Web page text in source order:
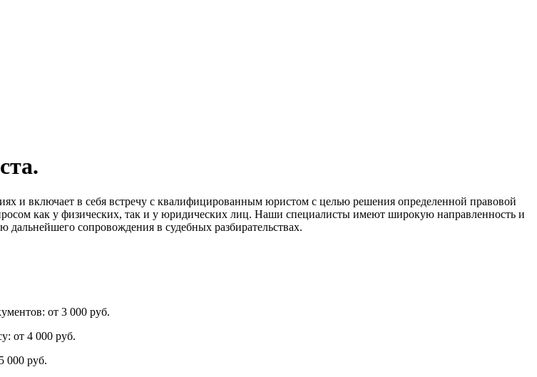
и включает в себя встречу с квалифицированным юристом с целью решения определенной правовой
как у физических, так и у юридических лиц. Наши специалисты имеют широкую направленность и
сопровождения в судебных разбирательствах.
от 3 000 руб.
от 4 000 руб.
000 руб.